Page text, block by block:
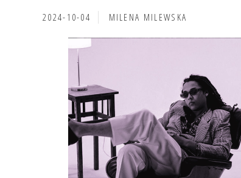
2024-10-04 MILENA MILEWSKA